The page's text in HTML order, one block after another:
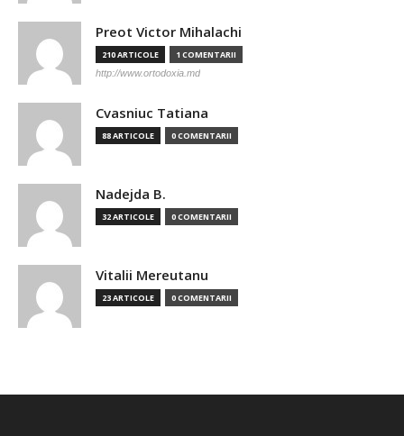
Preot Victor Mihalachi
210 ARTICOLE 1 COMENTARII
http://www.ortodoxia.md
Cvasniuc Tatiana
88 ARTICOLE 0 COMENTARII
Nadejda B.
32 ARTICOLE 0 COMENTARII
Vitalii Mereutanu
23 ARTICOLE 0 COMENTARII